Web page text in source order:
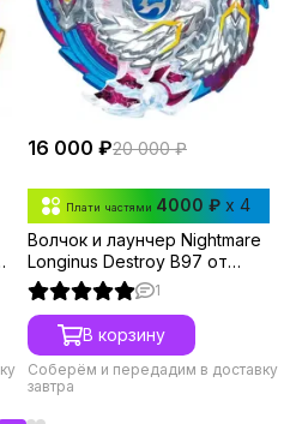
16 000 ₽20 000 ₽
Плати частями 4000 ₽ x 4
Волчок и лаунчер Nightmare
Longinus Destroy B97 от
Takara Tomy
1
В корзину
Соберём и передадим в доставку
завтра